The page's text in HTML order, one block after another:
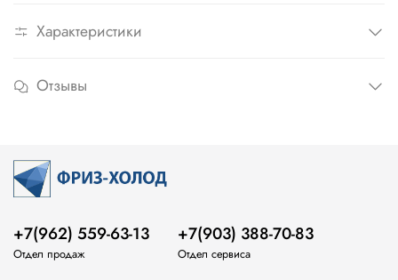
Характеристики
Отзывы
+7(962) 559-63-13
Отдел продаж
+7(903) 388-70-83
Отдел сервиса